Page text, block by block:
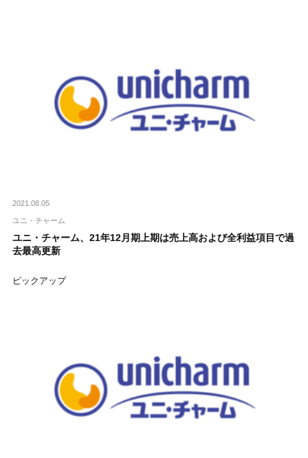
2021.08.05
ユニ・チャーム
ユニ・チャーム、21年12月期上期は売上高および全利益項目で過
去最高更新
ピックアップ